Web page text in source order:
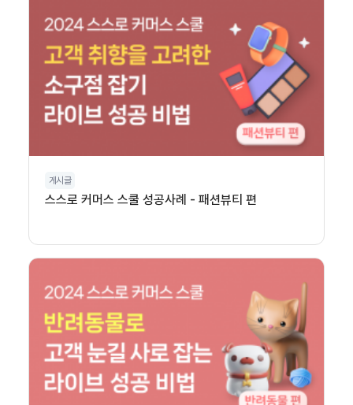
게시글
스스로 커머스 스쿨 성공사례 - 패션뷰티 편